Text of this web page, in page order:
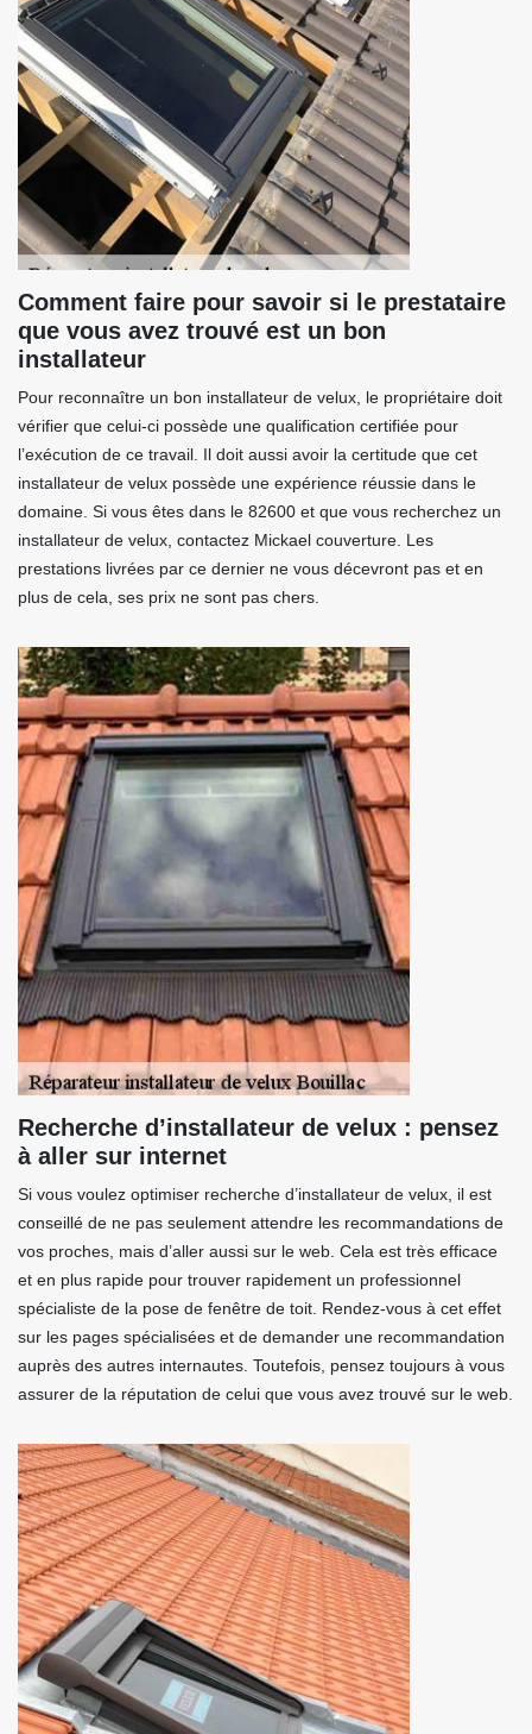
Comment faire pour savoir si le prestataire
que vous avez trouvé est un bon
installateur
Pour reconnaître un bon installateur de velux, le propriétaire doit
vérifier que celui-ci possède une qualification certifiée pour
l’exécution de ce travail. Il doit aussi avoir la certitude que cet
installateur de velux possède une expérience réussie dans le
domaine. Si vous êtes dans le 82600 et que vous recherchez un
installateur de velux, contactez Mickael couverture. Les
prestations livrées par ce dernier ne vous décevront pas et en
plus de cela, ses prix ne sont pas chers.
Recherche d’installateur de velux : pensez
à aller sur internet
Si vous voulez optimiser recherche d’installateur de velux, il est
conseillé de ne pas seulement attendre les recommandations de
vos proches, mais d’aller aussi sur le web. Cela est très efficace
et en plus rapide pour trouver rapidement un professionnel
spécialiste de la pose de fenêtre de toit. Rendez-vous à cet effet
sur les pages spécialisées et de demander une recommandation
auprès des autres internautes. Toutefois, pensez toujours à vous
assurer de la réputation de celui que vous avez trouvé sur le web.